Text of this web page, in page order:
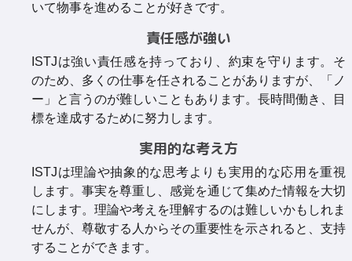
いて物事を進めることが好きです。
責任感が強い
ISTJは強い責任感を持っており、約束を守ります。そ
のため、多くの仕事を任されることがありますが、「ノ
ー」と言うのが難しいこともあります。長時間働き、目
標を達成するために努力します。
実用的な考え方
ISTJは理論や抽象的な思考よりも実用的な応用を重視
します。事実を尊重し、感覚を通じて集めた情報を大切
にします。理論や考えを理解するのは難しいかもしれま
せんが、尊敬する人からその重要性を示されると、支持
することができます。